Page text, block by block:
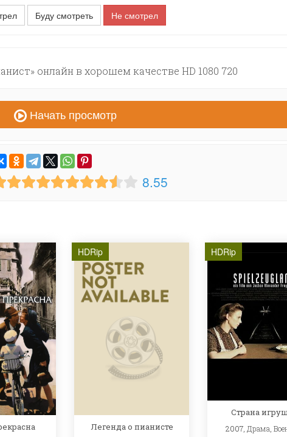
Буду смотреть Не смотрел
онлайн в хорошем качестве HD 1080 720
Начать просмотр
8.55
HDRip
Легенда о пианисте
HDRip
Страна
2007, Драма